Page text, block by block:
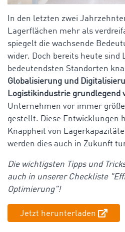
In den letzten zwei
Lagerflächen mehr als
spiegelt die wachsende
wider. Doch bereits heute sind
bedeutendsten Standorten
Globalisierung und
Logistikindustrie grundlegend
Unternehmen vor immer
gestellt. Diese Entwicklungen
Knappheit von
werden dies auch in Zukunft
Die wichtigsten Tipps und
auch in unserer Checkliste
Optimierung"!
Jetzt herunterladen